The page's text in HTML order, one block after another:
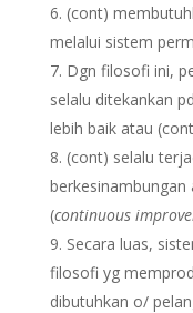
(cont)
melalui sistem
Dgn filosofi ini,
selalu ditekankan
lebih baik atau
(cont) selalu
(continuous
Secara luas,
filosofi yg
dibutuhkan o/